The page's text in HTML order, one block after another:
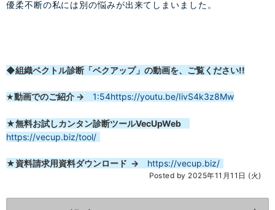
優柔不断の私には別の悩みが出来てしまいました。
◆組織ベクトル診断「ベクアップ」の動画を、ご覧ください!!
★動画でのご紹介 → 1:54https://youtu.be/IivS4k3z8Mw
★無料お試しカンタン診断ツールVecUpWeb
https://vecup.biz/tool/
★資料請求用資料ダウンロード → https://vecup.biz/
Posted by 2025年11月11日 (火)